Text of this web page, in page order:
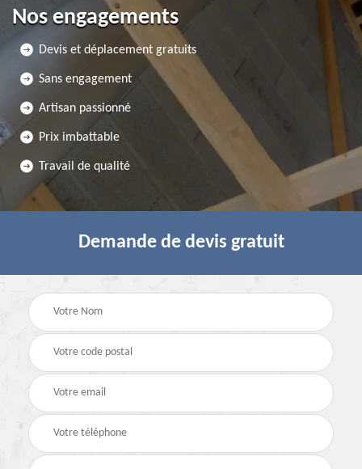
Nos engagements
Devis et déplacement gratuits
Sans engagement
Artisan passionné
Prix imbattable
Travail de qualité
Demande de devis gratuit